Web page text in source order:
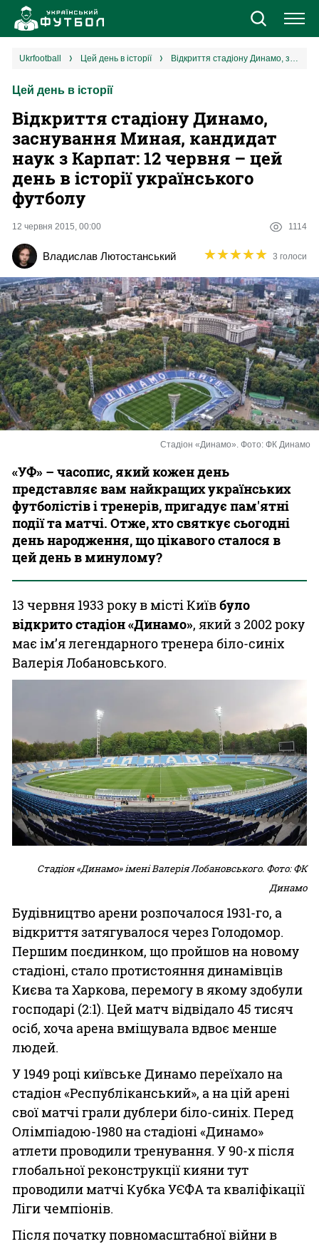
Новини
Єврокубки
УПЛ
Різне
Букмекери
Казино
ukrfootball цей день в історії Відкриття стадіону Динамо, заснування Миная, кандидат наук з Карпат: 12 червня – цей день в історії українського футболу
Цей день в історії
Відкриття стадіону Динамо,
заснування Миная, кандидат
наук з Карпат: 12 червня – цей
день в історії українського
футболу
12 червня 2015, 00:00 1114
Владислав Лютостанський ★★★★★
★★★★★ 3 голоси
Стадіон «Динамо». Фото: ФК Динамо
«УФ» – часопис, який кожен день
представляє вам найкращих українських
футболістів і тренерів, пригадує пам'ятні
події та матчі. Отже, хто святкує сьогодні
день народження, що цікавого сталося в
цей день в минулому?
13 червня 1933 року в місті Київбуло
відкрито стадіон «Динамо», який з 2002 року
має ім’я легендарного тренера біло-синіх
Валерія Лобановського.
Стадіон «Динамо» імені Валерія Лобановського. Фото: ФК
Динамо
Будівництво арени розпочалося 1931-го, а
відкриття затягувалося через Голодомор.
Першим поєдинком, що пройшов на новому
стадіоні, стало протистояння динамівців
Києва та Харкова, перемогу в якому здобули
господарі (2:1). Цей матч відвідало 45 тисяч
осіб, хоча арена вміщувала вдвоє менше
людей.
У 1949 році київське Динамо переїхало на
стадіон «Республіканський», а на цій арені
свої матчі грали дублери біло-синіх. Перед
Олімпіадою-1980 на стадіоні «Динамо»
атлети проводили тренування. У 90-х після
глобальної реконструкції кияни тут
проводили матчі Кубка УЄФА та кваліфікації
Ліги чемпіонів.
Після початку повномасштабної війни в